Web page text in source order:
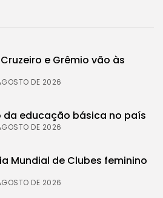
e Grêmio vão às
DE 2026
educação básica no país
DE 2026
Mundial de Clubes feminino
DE 2026